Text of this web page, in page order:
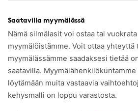
Saatavilla myymälässä
Nämä silmälasit voi ostaa tai
myymälöistämme. Voit ottaa yhteyttä
myymälässämme saadaksesi tietää
saatavilla.
löytämään muita vastaavia
kehysmalli on loppu varastosta.